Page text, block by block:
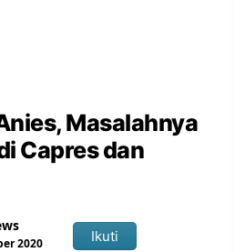
Masalahnya
Capres dan
2020 Ikuti